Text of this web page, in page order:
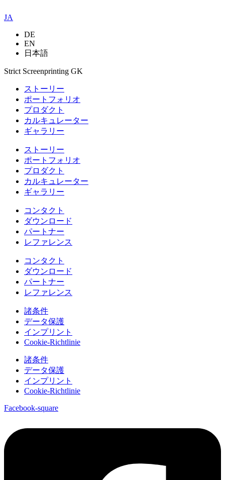
JA
DE
EN
日本語
Strict Screenprinting GK
ストーリー
ポートフォリオ
プロダクト
カルキュレーター
ギャラリー
ストーリー
ポートフォリオ
プロダクト
カルキュレーター
ギャラリー
コンタクト
ダウンロード
パートナー
レファレンス
コンタクト
ダウンロード
パートナー
レファレンス
諸条件
データ保護
インプリント
Cookie-Richtlinie
諸条件
データ保護
インプリント
Cookie-Richtlinie
Facebook-square